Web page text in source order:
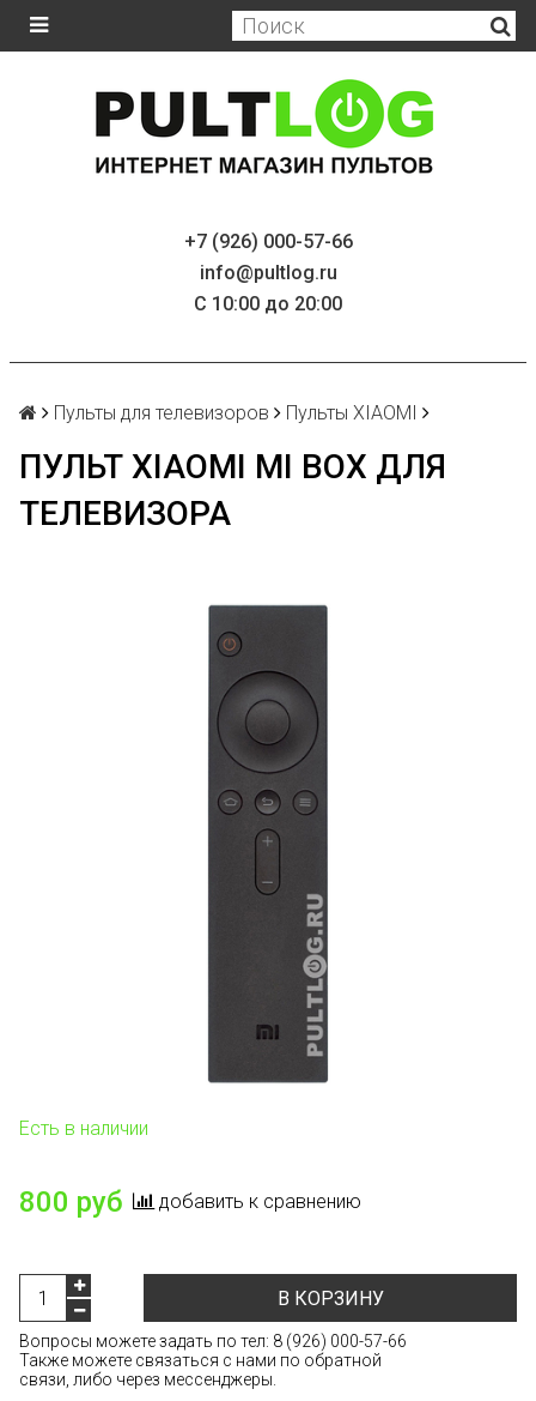
+7 (926) 000-57-66
info@pultlog.ru
С 10:00 до 20:00
Пульты для телевизоров Пульты XIAOMI
ПУЛЬТ XIAOMI MI BOX ДЛЯ
ТЕЛЕВИЗОРА
Есть в наличии
800 руб добавить к сравнению
В КОРЗИНУ
Вопросы можете задать по тел: 8 (926) 000-57-66
Также можете связаться с нами по обратной
связи, либо через мессенджеры.